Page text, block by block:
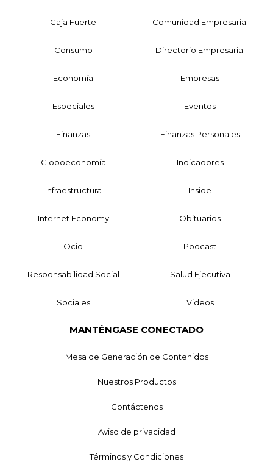
Caja Fuerte Comunidad Empresarial
Consumo Directorio Empresarial
Economía Empresas
Especiales Eventos
Finanzas Finanzas Personales
Globoeconomía Indicadores
Infraestructura Inside
Internet Economy Obituarios
Ocio Podcast
Responsabilidad Social Salud Ejecutiva
Sociales Videos
MANTÉNGASE CONECTADO
Mesa de Generación de Contenidos
Nuestros Productos
Contáctenos
Aviso de privacidad
Términos y Condiciones